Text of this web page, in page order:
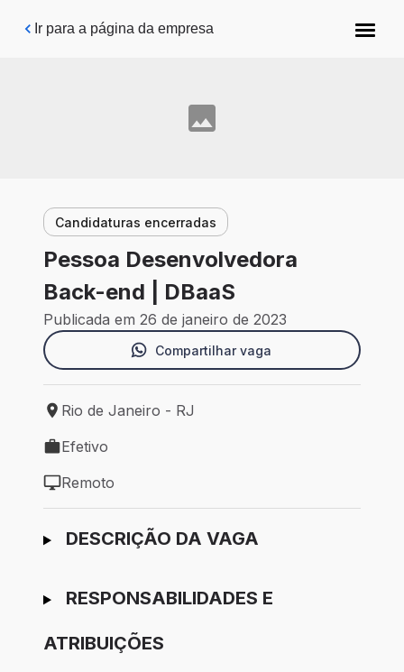
Pular para o conteúdo principal
Ir para a página da empresa
Candidaturas encerradas
Pessoa Desenvolvedora
Back-end | DBaaS
Publicada em 26 de janeiro de 2023
Compartilhar vaga
Local de trabalho: Rio de Janeiro - RJ
Rio de Janeiro - RJ
Tipo de vaga: Efetivo
Efetivo
Modelo de trabalho: Remoto
Remoto
Ir para candidatura
DESCRIÇÃO DA VAGA
RESPONSABILIDADES E
ATRIBUIÇÕES